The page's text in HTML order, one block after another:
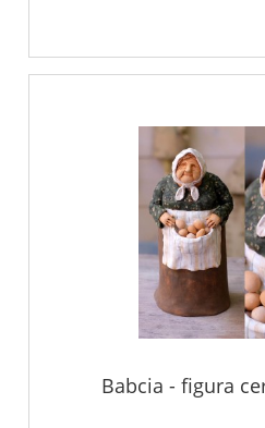
Babcia - figura